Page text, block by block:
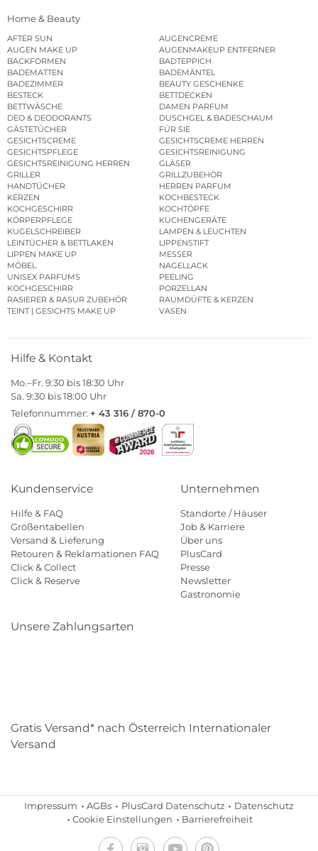
Home & Beauty
AFTER SUN
AUGENCREME
AUGEN MAKE UP
AUGENMAKEUP ENTFERNER
BACKFORMEN
BADTEPPICH
BADEMATTEN
BADEMÄNTEL
BADEZIMMER
BEAUTY GESCHENKE
BESTECK
BETTDECKEN
BETTWÄSCHE
DAMEN PARFUM
DEO & DEODORANTS
DUSCHGEL & BADESCHAUM
GÄSTETÜCHER
FÜR SIE
GESICHTSCREME
GESICHTSCREME HERREN
GESICHTSPFLEGE
GESICHTSREINIGUNG
GESICHTSREINIGUNG HERREN
GLÄSER
GRILLER
GRILLZUBEHÖR
HANDTÜCHER
HERREN PARFUM
KERZEN
KOCHBESTECK
KOCHGESCHIRR
KOCHTÖPFE
KÖRPERPFLEGE
KÜCHENGERÄTE
KUGELSCHREIBER
LAMPEN & LEUCHTEN
LEINTÜCHER & BETTLAKEN
LIPPENSTIFT
LIPPEN MAKE UP
MESSER
MÖBEL
NAGELLACK
UNISEX PARFUMS
PEELING
KOCHGESCHIRR
PORZELLAN
RASIERER & RASUR ZUBEHÖR
RAUMDÜFTE & KERZEN
TEINT | GESICHTS MAKE UP
VASEN
Hilfe & Kontakt
Mo.–Fr. 9:30 bis 18:30 Uhr
Sa. 9:30 bis 18:00 Uhr
Telefonnummer: + 43 316 / 870-0
Kundenservice
Hilfe & FAQ
Größentabellen
Versand & Lieferung
Retouren & Reklamationen FAQ
Click & Collect
Click & Reserve
Unternehmen
Standorte / Häuser
Job & Karriere
Über uns
PlusCard
Presse
Newsletter
Gastronomie
Unsere Zahlungsarten
Gratis Versand* nach Österreich Internationaler
Versand
Impressum AGBs PlusCard Datenschutz
Datenschutz
Cookie Einstellungen
Barrierefreiheit